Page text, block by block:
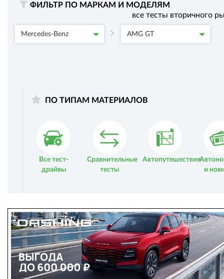
ФИЛЬТР ПО МАРКАМ И МОДЕЛЯМ
все тесты вторичного
Mercedes-Benz AMG GT
ПО ТИПАМ МАТЕРИАЛОВ
Все тест-
драйвы
Сравнительные
тесты
Автопутешествия
и